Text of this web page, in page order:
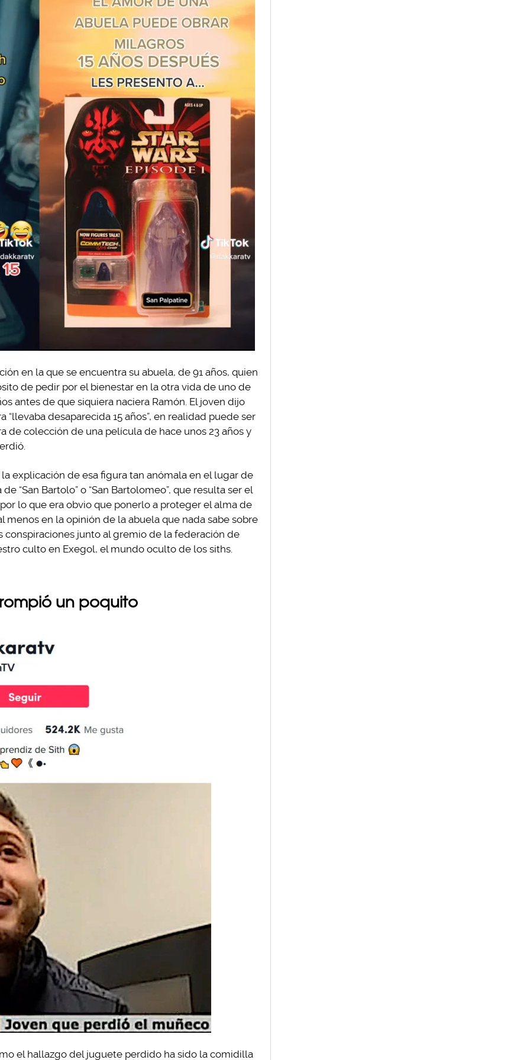
en la que se encuentra su abuela, de 91 años, quien
de pedir por el bienestar en la otra vida de uno de
antes de que siquiera naciera Ramón. El joven dijo
desaparecida 15 años”, en realidad puede ser
de colección de una película de hace unos 23 años y
explicación de esa figura tan anómala en el lugar de
“San Bartolo” o “San Bartolomeo”, que resulta ser el
lo que era obvio que ponerlo a proteger el alma de
menos en la opinión de la abuela que nada sabe sobre
conspiraciones junto al gremio de la federación de
culto en Exegol, el mundo oculto de los siths.
un poquito
el hallazgo del juguete perdido ha sido la comidilla